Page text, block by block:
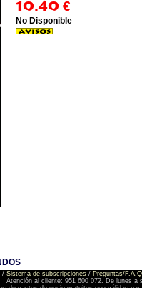
10.40 €
No Disponible
/ Sistema de subscripciones / Preguntas/
Atención al cliente: 951 600 072. De lunes a